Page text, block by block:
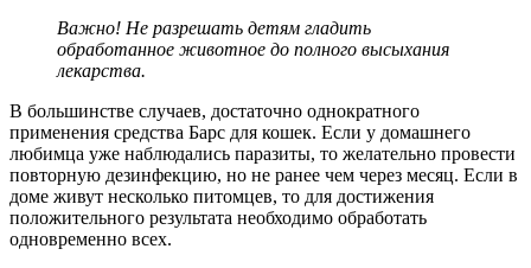
Важно! Не разрешать детям гладить
обработанное животное до полного высыхания
лекарства.
В большинстве случаев, достаточно однократного
применения средства Барс для кошек. Если у домашнего
любимца уже наблюдались паразиты, то желательно провести
повторную дезинфекцию, но не ранее чем через месяц. Если в
доме живут несколько питомцев, то для достижения
положительного результата необходимо обработать
одновременно всех.